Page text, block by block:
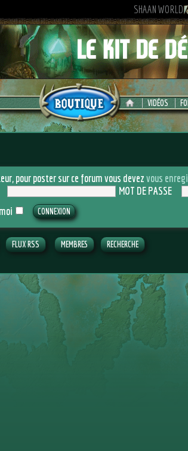
SHAAN WORLD
VIDÉOS
pour poster sur ce forum vous devezvous
MOT DE PASSE
FLUX RSS MEMBRES RECHERCHE